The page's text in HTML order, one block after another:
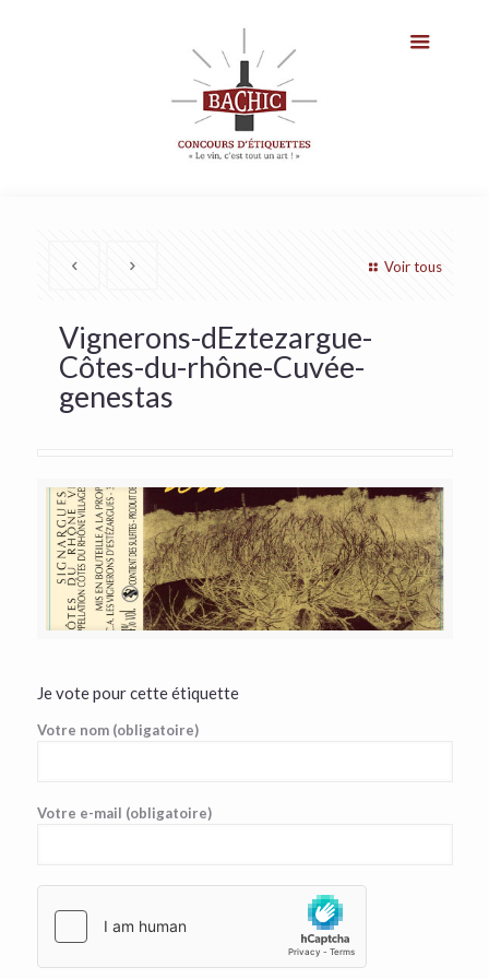
Voir tous
Vignerons-dEztezargue-
Côtes-du-rhône-Cuvée-
genestas
Je vote pour cette étiquette
Votre nom (obligatoire)
Votre e-mail (obligatoire)